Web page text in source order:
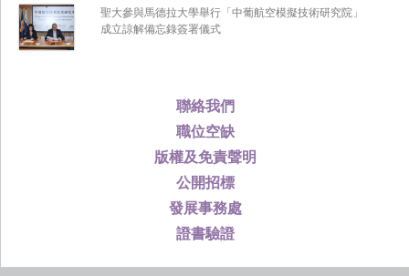
聯絡我們
職位空缺
版權及免責聲明
公開招標
發展事務處
證書驗證
聖大參與馬德拉大學舉行「中葡航空模擬技術研究院」
成立諒解備忘錄簽署儀式